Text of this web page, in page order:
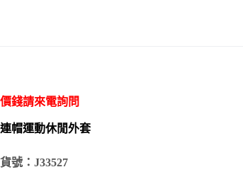
價錢請來電詢問
連帽運動休閒外套
貨號：J33527